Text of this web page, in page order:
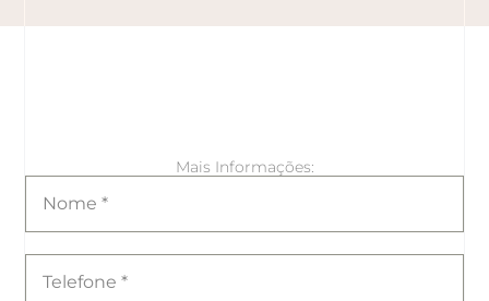
Mais Informações: